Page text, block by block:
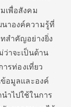
เพื่อสังคม
าองค์ความรู้ที่
สำคัญอย่างยิ่ง
ว่าจะเป็นด้าน
ารท่องเที่ยว
ข้อมูลและองค์
ำไปใช้ในการ